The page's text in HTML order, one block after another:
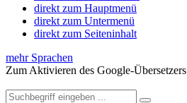
direkt zum Hauptmenü
direkt zum Untermenü
direkt zum Seiteninhalt
mehr Sprachen
Zum Aktivieren des Google-